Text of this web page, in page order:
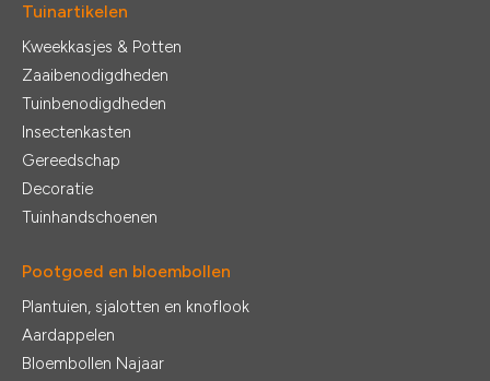
Tuinartikelen
Kweekkasjes & Potten
Zaaibenodigdheden
Tuinbenodigdheden
Insectenkasten
Gereedschap
Decoratie
Tuinhandschoenen
Pootgoed en bloembollen
Plantuien, sjalotten en knoflook
Aardappelen
Bloembollen Najaar